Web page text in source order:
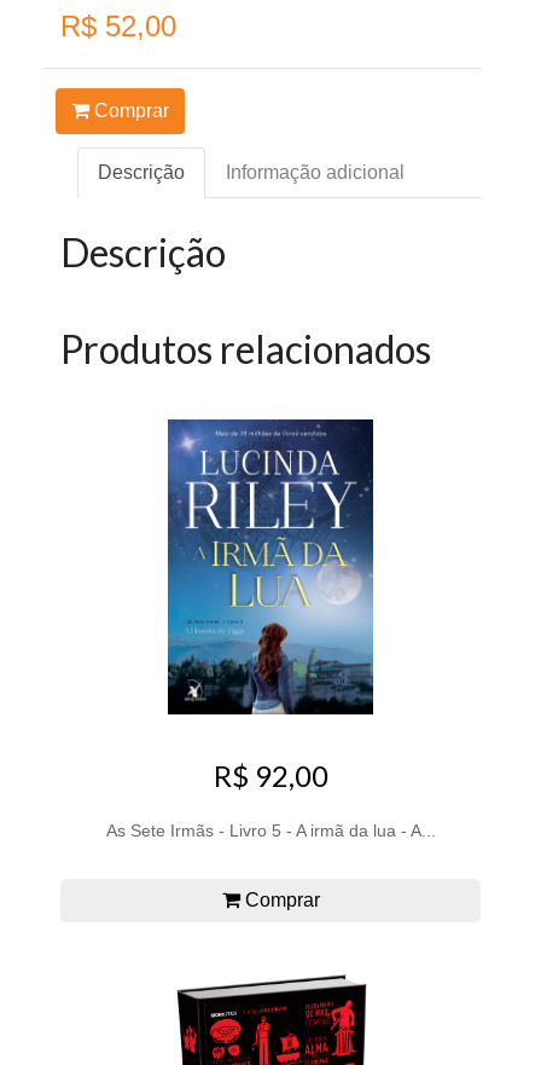
R$ 52,00
Comprar
Descrição Informação adicional
Descrição
Produtos relacionados
R$ 92,00
As Sete Irmãs - Livro 5 - A irmã da lua - A...
Comprar